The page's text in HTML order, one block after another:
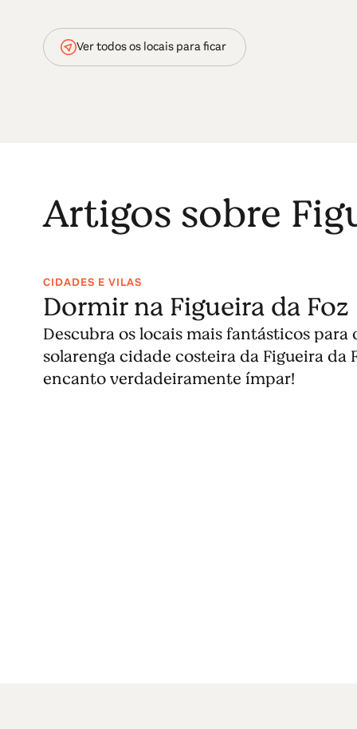
Ver todos os locais para ficar
Artigos sobre
CIDADES E VILAS
Dormir na Figueira da Foz
Descubra os locais mais fantásticos
solarenga cidade costeira da Figueira da
encanto verdadeiramente ímpar!